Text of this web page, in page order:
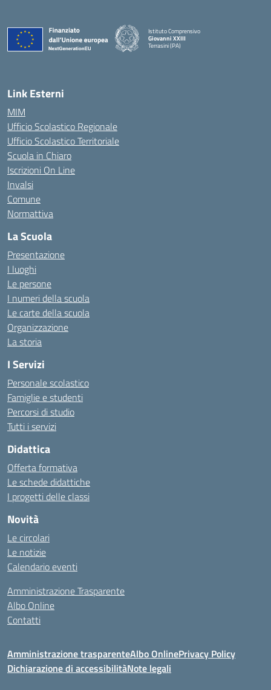
Istituto Comprensivo
Giovanni XXIII
Terrasini (PA)
Link Esterni
MIM
Ufficio Scolastico Regionale
Ufficio Scolastico Territoriale
Scuola in Chiaro
Iscrizioni On Line
Invalsi
Comune
Normattiva
La Scuola
Presentazione
I luoghi
Le persone
I numeri della scuola
Le carte della scuola
Organizzazione
La storia
I Servizi
Personale scolastico
Famiglie e studenti
Percorsi di studio
Tutti i servizi
Didattica
Offerta formativa
Le schede didattiche
I progetti delle classi
Novità
Le circolari
Le notizie
Calendario eventi
Amministrazione Trasparente
Albo Online
Contatti
Amministrazione trasparenteAlbo OnlinePrivacy Policy
Dichiarazione di accessibilitàNote legali